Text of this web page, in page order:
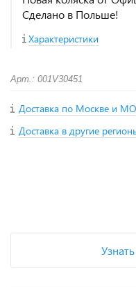
Сделано в Польше!
Характеристики
Арт.: 001V30451
Доставка по Москве и МО
Доставка в другие